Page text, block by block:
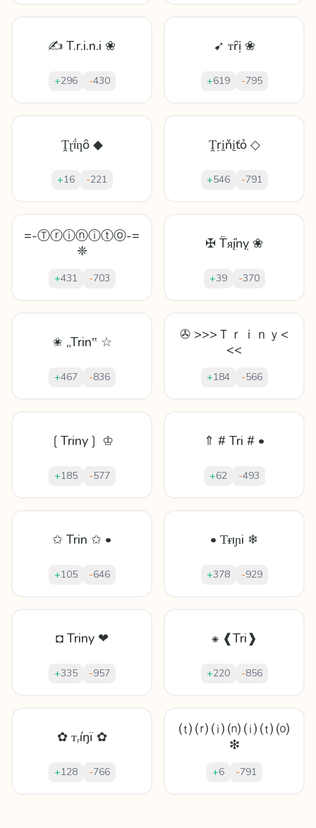
✍ T.r.i.n.i ❀
+296 -430
➹ ᴛȓị ❀
+619 -795
Ṱɽḯƞȏ ◆
+16 -221
Ṱṛḭňḭťỏ ◇
+546 -791
=-Ⓣⓡⓘⓝⓘⓣⓞ-=
❈
+431 -703
✠ T̈ᴙįŉỵ ❀
+39 -370
✬ „Trin‟ ☆
+467 -836
✇ >>>Ｔｒｉｎｙ<
<<
+184 -566
❲Triny❳ ♔
+185 -577
⇑ # Tri # •
+62 -493
✩ Trin ✩ •
+105 -646
• Ƭᵲıɲi ❄
+378 -929
◘ Triny ❤
+335 -957
⁕ ❰Tri❱
+220 -856
✿ ᴛᵣíŋï ✿
+128 -766
⒯ ⒭ ⒤ ⒩ ⒤ ⒯ ⒪
❇
+6 -791